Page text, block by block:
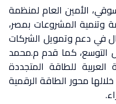
الأمين العام لمنظمة
وتنمية المشروعات بمصر،
في دعم وتمويل الشركات
التوسع، كما قدم م.محمد
العربية للطاقة المتجددة
محور الطاقة الرقمية